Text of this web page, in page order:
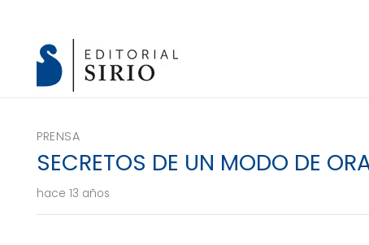
PRENSA
SECRETOS DE UN MODO DE
hace 13 años